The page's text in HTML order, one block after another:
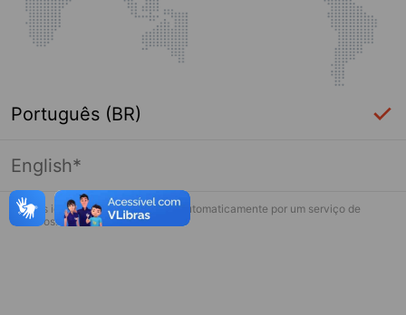
Página indisponível
Desculpe, algo deu errado. Faça login
Português (BR)
English*
* Esses idiomas serão traduzidos automaticamente por um serviço de
terceiros.